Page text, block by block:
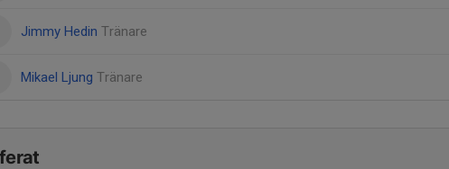
Jimmy Hedin Tränare
Mikael Ljung Tränare